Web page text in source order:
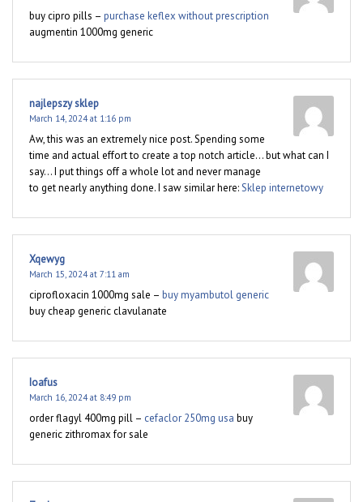
buy cipro pills – purchase keflex without prescription
augmentin 1000mg generic
najlepszy sklep
March 14, 2024 at 1:16 pm
Aw, this was an extremely nice post. Spending some
time and actual effort to create a top notch article… but what can I
say… I put things off a whole lot and never manage
to get nearly anything done. I saw similar here:Sklep internetowy
Xqewyg
March 15, 2024 at 7:11 am
ciprofloxacin 1000mg sale – buy myambutol generic
buy cheap generic clavulanate
Ioafus
March 16, 2024 at 8:49 pm
order flagyl 400mg pill – cefaclor 250mg usa buy
generic zithromax for sale